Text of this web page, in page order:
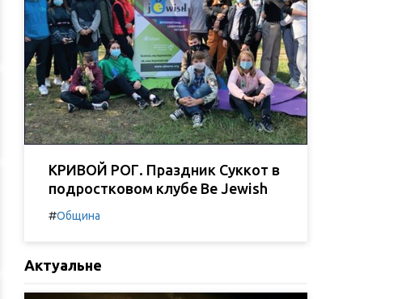
КРИВОЙ РОГ. Праздник Суккот в
подростковом клубе Be Jewish
#Община
Актуальне